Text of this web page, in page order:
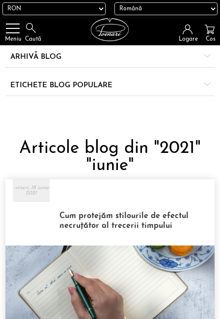
Meniu Caută Logare Cos
ARHIVĂ BLOG
ETICHETE BLOG POPULARE
Articole blog din "2021"
"iunie"
Cum protejăm stilourile de efectul
necruțător al trecerii timpului
-vineri, 18 iunie
2021